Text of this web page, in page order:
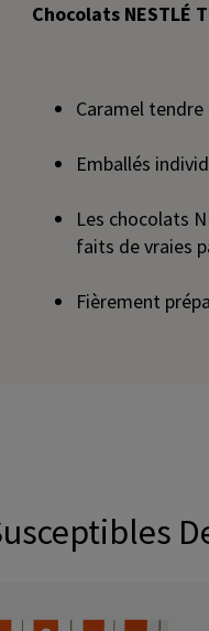
Chocolats NESTLÉ
Caramel
Emballés
Les chocolats
faits de vraies
Fièrement